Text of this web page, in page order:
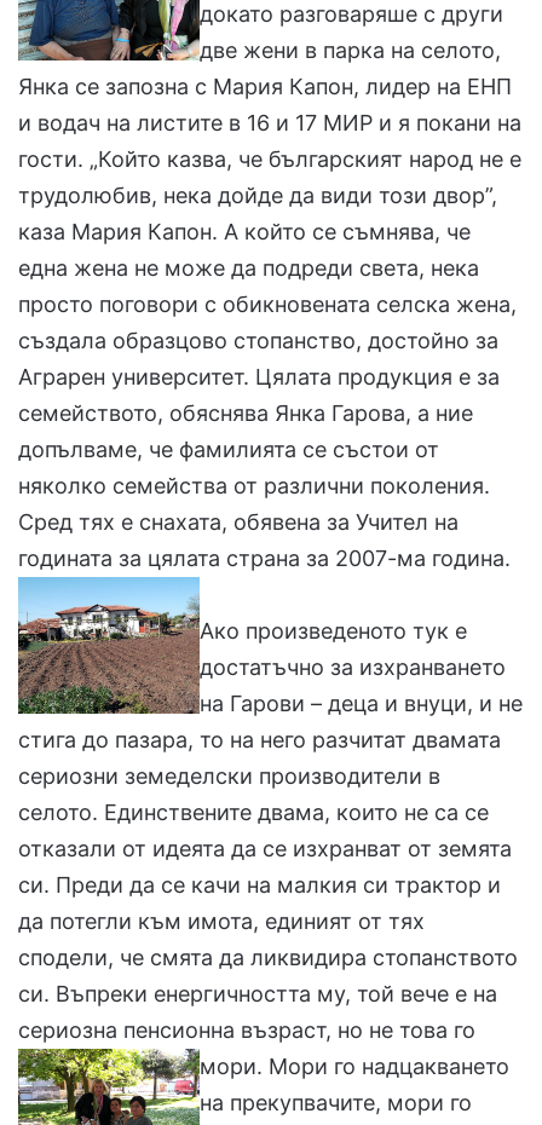
докато разговаряше с други
две жени в парка на селото,
Янка се запозна с Мария Капон, лидер на ЕНП
и водач на листите в 16 и 17 МИР и я покани на
гости. „Който казва, че българският народ не е
трудолюбив, нека дойде да види този двор”,
каза Мария Капон. А който се съмнява, че
една жена не може да подреди света, нека
просто поговори с обикновената селска жена,
създала образцово стопанство, достойно за
Аграрен университет. Цялата продукция е за
семейството, обяснява Янка Гарова, а ние
допълваме, че фамилията се състои от
няколко семейства от различни поколения.
Сред тях е снахата, обявена за Учител на
годината за цялата страна за 2007-ма година.
Ако произведеното тук е
достатъчно за изхранването
на Гарови – деца и внуци, и не
стига до пазара, то на него разчитат двамата
сериозни земеделски производители в
селото. Единствените двама, които не са се
отказали от идеята да се изхранват от земята
си. Преди да се качи на малкия си трактор и
да потегли към имота, единият от тях
сподели, че смята да ликвидира стопанството
си. Въпреки енергичността му, той вече е на
сериозна пенсионна възраст, но не това го
мори. Мори го надцакването
на прекупвачите, мори го